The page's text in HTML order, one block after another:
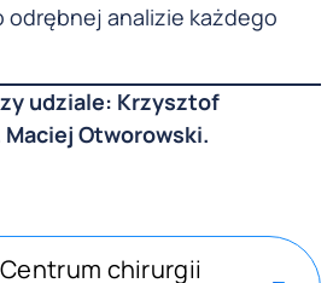
analizie każdego
udziale: Krzysztof
Otworowski.
chirurgii